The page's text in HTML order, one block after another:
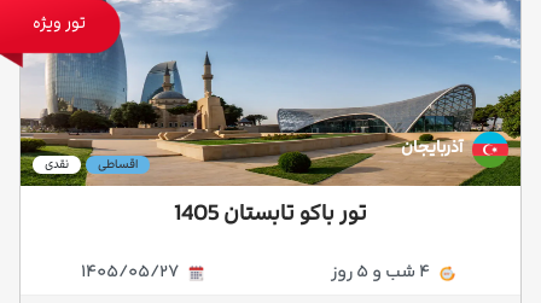
تور ویژه
آذربایجان
نقدی اقساطی
تور باکو تابستان 1405